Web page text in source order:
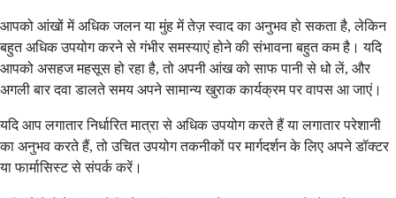
आपको आंखों में अधिक जलन या मुंह में तेज़ स्वाद का अनुभव हो सकता है, लेकिन
बहुत अधिक उपयोग करने से गंभीर समस्याएं होने की संभावना बहुत कम है। यदि
आपको असहज महसूस हो रहा है, तो अपनी आंख को साफ पानी से धो लें, और
अगली बार दवा डालते समय अपने सामान्य खुराक कार्यक्रम पर वापस आ जाएं।
यदि आप लगातार निर्धारित मात्रा से अधिक उपयोग करते हैं या लगातार परेशानी
का अनुभव करते हैं, तो उचित उपयोग तकनीकों पर मार्गदर्शन के लिए अपने डॉक्टर
या फार्मासिस्ट से संपर्क करें।